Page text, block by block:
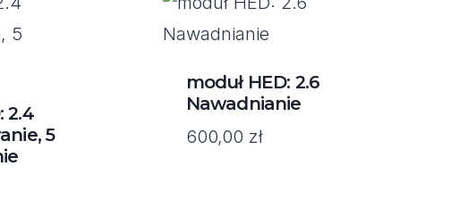
2.4
5
moduł HED: 2.6
Nawadnianie
600,00 zł